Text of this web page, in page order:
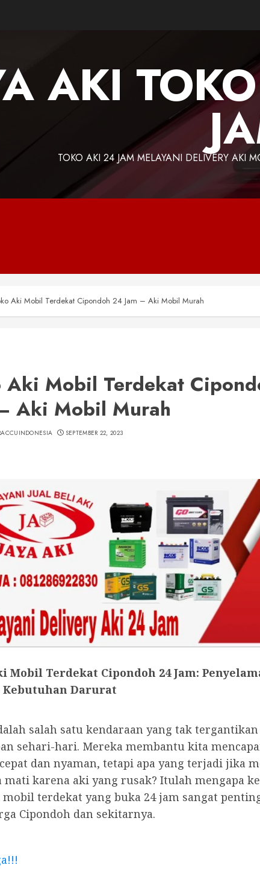
AKI
TOKO AKI 24 JAM MELAYANI DELIVERY AKI
Aki Mobil Terdekat Cipondoh 24 Jam – Aki Mobil Murah
Aki Mobil Terdekat
Aki Mobil Murah
SEPTEMBER 22, 2023
Mobil Terdekat Cipondoh 24 Jam:
Kebutuhan Darurat
salah satu kendaraan yang tak
sehari-hari. Mereka membantu kita
dan nyaman, tetapi apa yang terjadi jika
karena aki yang rusak? Itulah mengapa
terdekat yang buka 24 jam sangat
Cipondoh dan sekitarnya.